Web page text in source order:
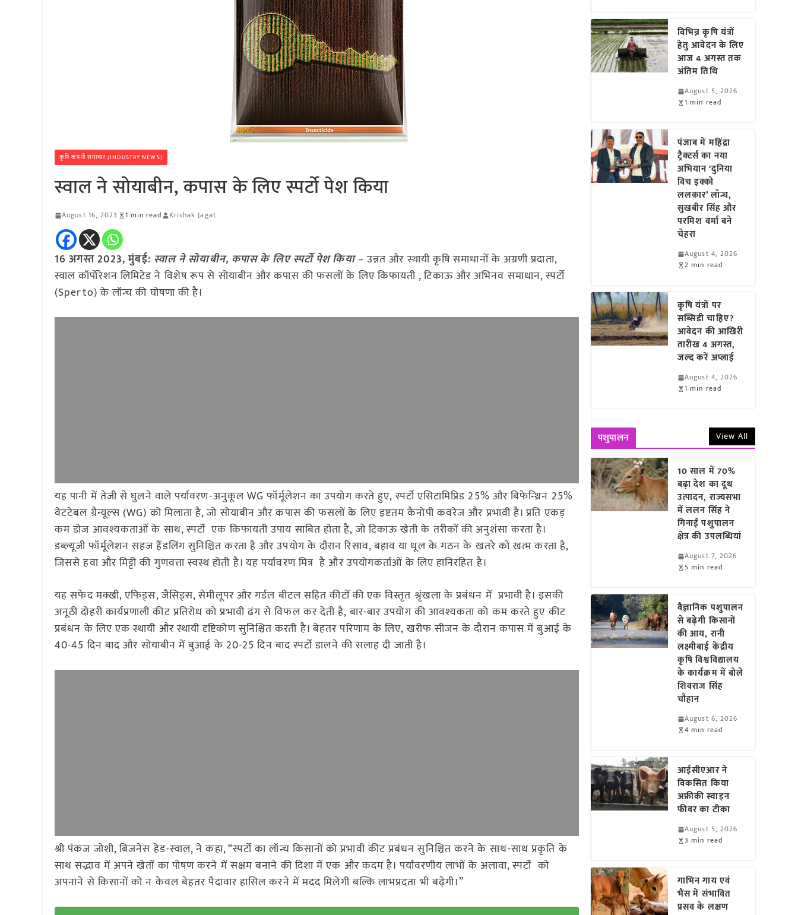
कृषि कंपनी समाचार (INDUSTRY NEWS)
स्वाल ने सोयाबीन, कपास के लिए स्पर्टो पेश किया
August 16, 2023 1 min read Krishak Jagat
16 अगस्त 2023, मुंबई: स्वाल ने सोयाबीन, कपास के लिए स्पर्टो पेश किया– उन्नत और स्थायी कृषि समाधानों के अग्रणी प्रदाता,
स्वाल कॉर्पोरेशन लिमिटेड ने विशेष रूप से सोयाबीन और कपास की फसलों के लिए किफायती , टिकाऊ और अभिनव समाधान, स्पर्टो
(Sperto) के लॉन्च की घोषणा की है।
यह पानी में तेजी से घुलने वाले पर्यावरण-अनुकूल WG फॉर्मूलेशन का उपयोग करते हुए, स्पर्टो एसिटामिप्रिड 25% और बिफेन्थ्रिन 25%
वेटटेबल ग्रैन्यूल्स (WG) को मिलाता है, जो सोयाबीन और कपास की फसलों के लिए इष्टतम कैनोपी कवरेज और प्रभावी है। प्रति एकड़
कम डोज आवश्यकताओं के साथ, स्पर्टो एक किफायती उपाय साबित होता है, जो टिकाऊ खेती के तरीकों की अनुशंसा करता है।
डब्ल्यूजी फॉर्मूलेशन सहज हैंडलिंग सुनिश्चित करता है और उपयोग के दौरान रिसाव, बहाव या धूल के गठन के खतरे को खत्म करता है,
जिससे हवा और मिट्टी की गुणवत्ता स्वस्थ होती है। यह पर्यावरण मित्र है और उपयोगकर्ताओं के लिए हानिरहित है।
यह सफेद मक्खी, एफिड्स, जैसिड्स, सेमीलूपर और गर्डल बीटल सहित कीटों की एक विस्तृत श्रृंखला के प्रबंधन में प्रभावी है। इसकी
अनूठी दोहरी कार्यप्रणाली कीट प्रतिरोध को प्रभावी ढंग से विफल कर देती है, बार-बार उपयोग की आवश्यकता को कम करते हुए कीट
प्रबंधन के लिए एक स्थायी और स्थायी दृष्टिकोण सुनिश्चित करती है। बेहतर परिणाम के लिए, खरीफ सीजन के दौरान कपास में बुआई के
40-45 दिन बाद और सोयाबीन में बुआई के 20-25 दिन बाद स्पर्टो डालने की सलाह दी जाती है।
श्री पंकज जोशी, बिजनेस हेड-स्वाल, ने कहा, “स्पर्टो का लॉन्च किसानों को प्रभावी कीट प्रबंधन सुनिश्चित करने के साथ-साथ प्रकृति के
साथ सद्भाव में अपने खेतों का पोषण करने में सक्षम बनाने की दिशा में एक और कदम है। पर्यावरणीय लाभों के अलावा, स्पर्टो को
अपनाने से किसानों को न केवल बेहतर पैदावार हासिल करने में मदद मिलेगी बल्कि लाभप्रदता भी बढ़ेगी।”
विभिन्न कृषि यंत्रों
हेतु आवेदन के लिए
आज 4 अगस्त तक
अंतिम तिथि
August 5, 2026
1 min read
पंजाब में महिंद्रा
ट्रैक्टर्स का नया
अभियान ‘दुनिया
विच इक्को
ललकार’ लॉन्च,
सुखबीर सिंह और
परमिश वर्मा बने
चेहरा
August 4, 2026
2 min read
कृषि यंत्रों पर
सब्सिडी चाहिए?
आवेदन की आखिरी
तारीख 4 अगस्त,
जल्द करें अप्लाई
August 4, 2026
1 min read
पशुपालन View All
10 साल में 70%
बढ़ा देश का दूध
उत्पादन, राज्यसभा
में ललन सिंह ने
गिनाईं पशुपालन
क्षेत्र की उपलब्धियां
August 7, 2026
5 min read
वैज्ञानिक पशुपालन
से बढ़ेगी किसानों
की आय, रानी
लक्ष्मीबाई केंद्रीय
कृषि विश्वविद्यालय
के कार्यक्रम में बोले
शिवराज सिंह
चौहान
August 6, 2026
4 min read
आईसीएआर ने
विकसित किया
अफ्रीकी स्वाइन
फीवर का टीका
August 5, 2026
3 min read
गाभिन गाय एवं
भैंस में संभावित
प्रसव के लक्षण